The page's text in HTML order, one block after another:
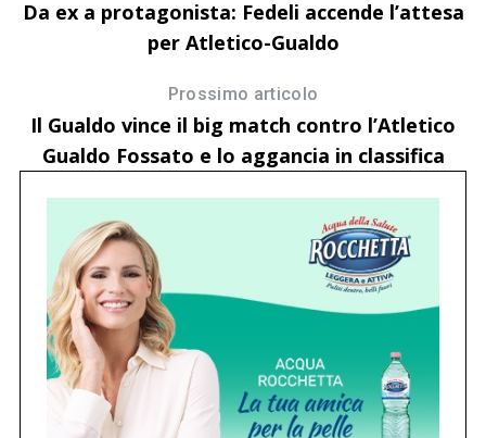
Da ex a protagonista: Fedeli accende l’attesa
per Atletico-Gualdo
Prossimo articolo
Il Gualdo vince il big match contro l’Atletico
Gualdo Fossato e lo aggancia in classifica